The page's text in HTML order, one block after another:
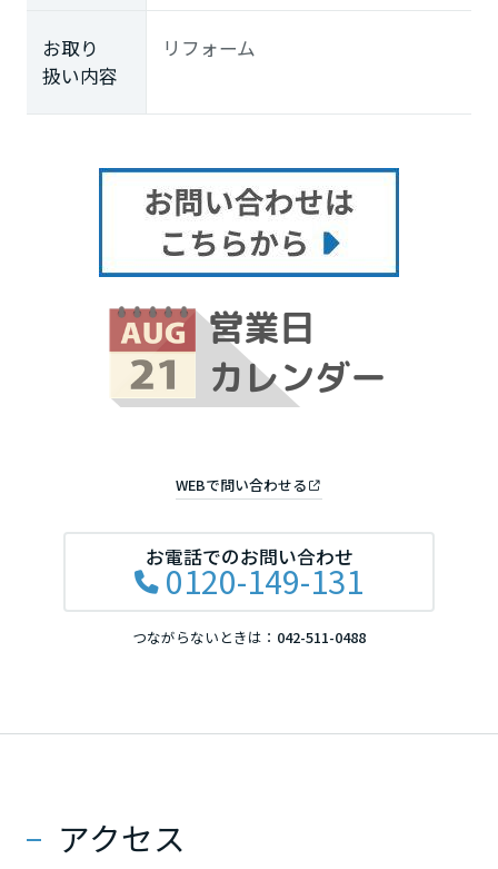
お取り
扱い内容
リフォーム
WEBで問い合わせる
お電話でのお問い合わせ
0120-149-131
つながらないときは： 042-511-0488
アクセス